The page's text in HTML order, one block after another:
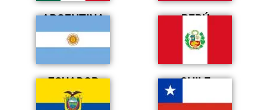
ARGENTINA PERÚ
ECUADOR CHILE